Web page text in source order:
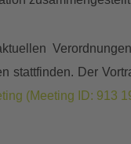
stattfinden. Der
(Meeting ID: 913